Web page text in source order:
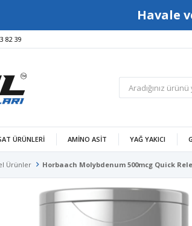
Havale
82 39
ÜRÜNLERİ AMINO ASIT YAĞ YAKICI
Ürünler Horbaach Molybdenum 500mcg Quick